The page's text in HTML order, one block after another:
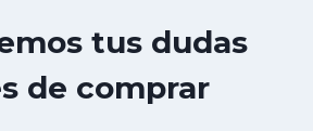
tus dudas
de comprar